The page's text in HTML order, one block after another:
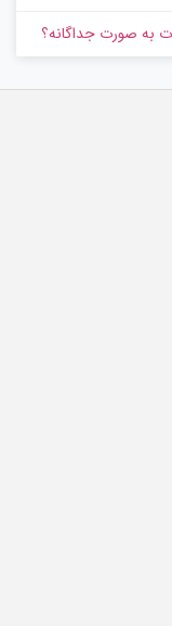
به‌ صورت جداگانه؟